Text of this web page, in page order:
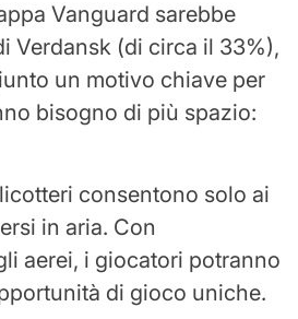
Vanguard sarebbe
Verdansk (di circa il 33%),
un motivo chiave per
bisogno di più spazio:
consentono solo ai
in aria. Con
aerei, i giocatori potranno
di gioco uniche.